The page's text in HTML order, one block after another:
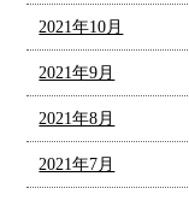
2021年10月
2021年9月
2021年8月
2021年7月